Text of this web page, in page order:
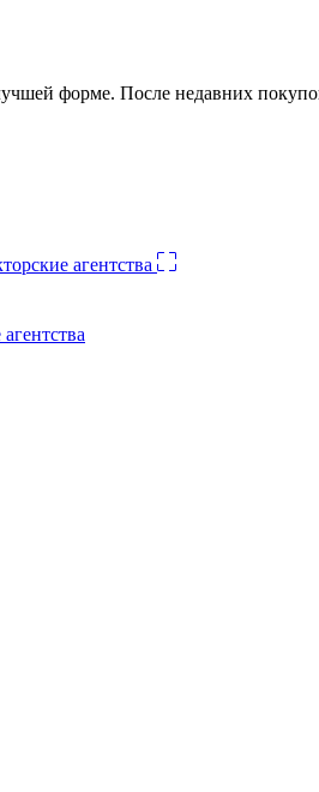
форме. После недавних